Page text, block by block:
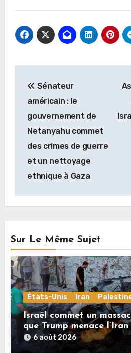
de
l’article
Sénateur
américain : le
gouvernement de
Netanyahu commet
des crimes de guerre
et un nettoyage
ethnique à Gaza
Sur Le Même Sujet
États-Unis Iran
Israël commet un
que Trump menace
«décapitation»
6 août 2026